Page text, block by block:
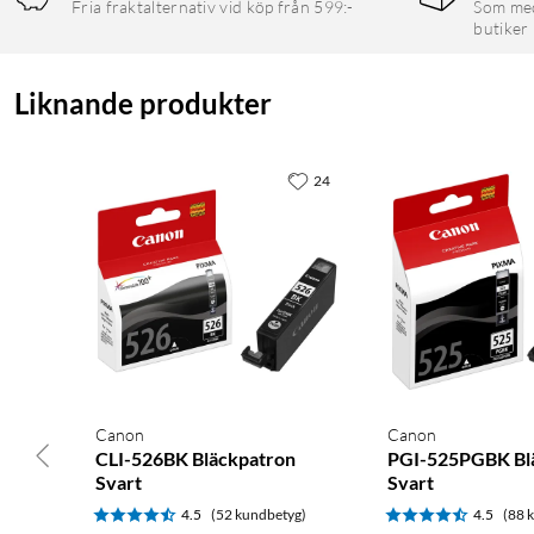
Fria fraktalternativ vid köp från 599:-
Som
butiker
Liknande produkter
Canon
CLI-526BK Bläckpatron
Svart
4.5 (52 kundbetyg)
24
Canon
PGI-525PGBK
Svart
4.5 (88